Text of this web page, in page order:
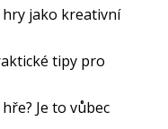
jako kreativní
tipy pro
Je to vůbec